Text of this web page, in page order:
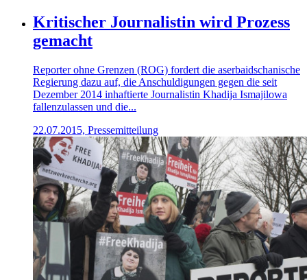
Kritischer Journalistin wird Prozess
gemacht
Reporter ohne Grenzen (ROG) fordert die aserbaidschanische
Regierung dazu auf, die Anschuldigungen gegen die seit
Dezember 2014 inhaftierte Journalistin Khadija Ismajilowa
fallenzulassen und die...
22.07.2015, Pressemitteilung